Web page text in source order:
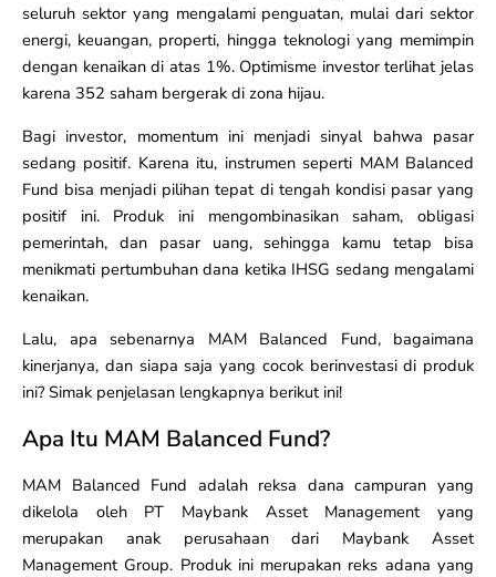
seluruh sektor yang mengalami penguatan, mulai dari sektor
energi, keuangan, properti, hingga teknologi yang memimpin
dengan kenaikan di atas 1%. Optimisme investor terlihat jelas
karena 352 saham bergerak di zona hijau.
Bagi investor, momentum ini menjadi sinyal bahwa pasar
sedang positif. Karena itu, instrumen seperti MAM Balanced
Fund bisa menjadi pilihan tepat di tengah kondisi pasar yang
positif ini. Produk ini mengombinasikan saham, obligasi
pemerintah, dan pasar uang, sehingga kamu tetap bisa
menikmati pertumbuhan dana ketika IHSG sedang mengalami
kenaikan.
Lalu, apa sebenarnya MAM Balanced Fund, bagaimana
kinerjanya, dan siapa saja yang cocok berinvestasi di produk
ini? Simak penjelasan lengkapnya berikut ini!
Apa Itu MAM Balanced Fund?
MAM Balanced Fund adalah reksa dana campuran yang
dikelola oleh PT Maybank Asset Management yang
merupakan anak perusahaan dari Maybank Asset
Management Group. Produk ini merupakan reks adana yang